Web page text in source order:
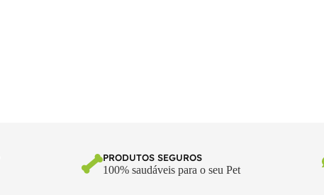
PRODUTOS SEGUROS
100% saudáveis para o seu Pet